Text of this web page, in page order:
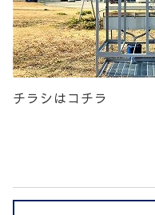
チラシはコチラ